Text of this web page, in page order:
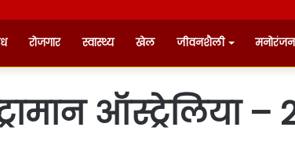
रोजगार स्वास्थ्य खेल जीवनशैली मनोरंजन
ऑस्ट्रेलिया